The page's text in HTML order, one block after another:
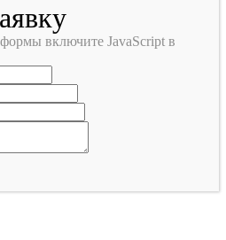
включите JavaScript в